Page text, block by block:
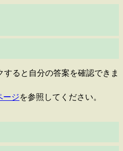
ると自分の答案を確認できま
ージを参照してください。